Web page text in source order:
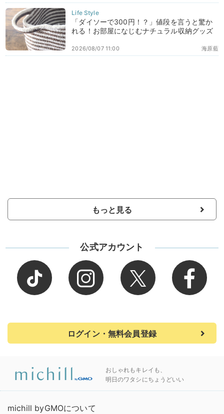
「ダイソーで300円！？」値段を言うと驚か
れる！お部屋になじむナチュラル収納グッズ
海原藍
2026/08/07 11:00
もっと見る
公式アカウント
ログイン・無料会員登録
おしゃれもキレイも、
明日のワタシにちょうどいい
michill byGMOについて